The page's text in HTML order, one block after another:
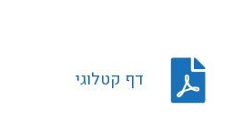
דף קטלוגי